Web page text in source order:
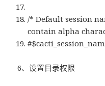
/* Default session
contain alpha
6、设置目录权限